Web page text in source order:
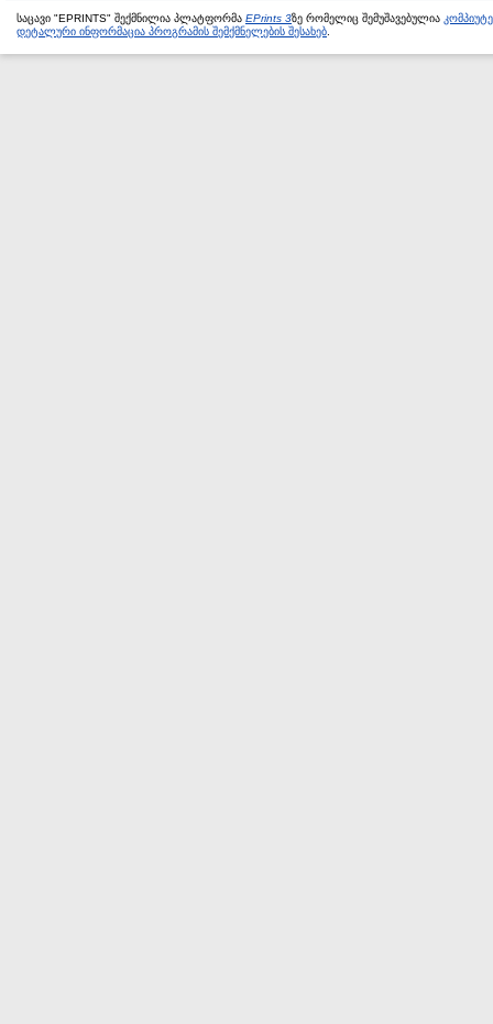
საცავი "EPRINTS" შექმნილია პლატფორმა EPrints 3ზე რომელიც შემუშავებულია
დეტალური ინფორმაცია პროგრამის შემქმნელების შესახებ.